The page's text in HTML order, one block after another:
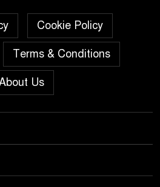
নয়নুজ্জামান মুন্সীর মতবিনিময়
পিরোজপুরে নানা কর্মসূচি পালিত
নেছারাবাদের বলদিয়ায় বিয়ের
অনশন : থানায় অভিযোগ
‎গৌরনদীতে যথাযোগ্য মর্যাদায়
Cookie Policy
Terms & Conditions
Us